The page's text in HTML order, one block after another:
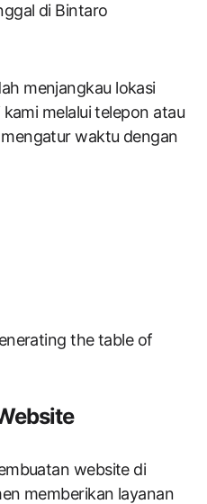
di Bintaro
menjangkau lokasi
melalui telepon atau
waktu dengan
the table of
website di
memberikan layanan